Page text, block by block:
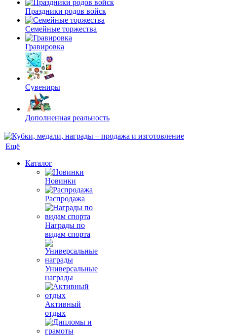
Праздники родов войск
Семейные торжества
Гравировка
Сувениры
Дополненная реальность
Ещё
Каталог
Новинки
Распродажа
Награды по
видам спорта
Универсальные
награды
Активный
отдых